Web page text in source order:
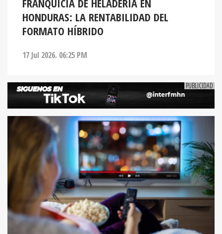
FRANQUICIA DE HELADERÍA EN
HONDURAS: LA RENTABILIDAD DEL
FORMATO HÍBRIDO
17 Jul 2026. 06:25 PM